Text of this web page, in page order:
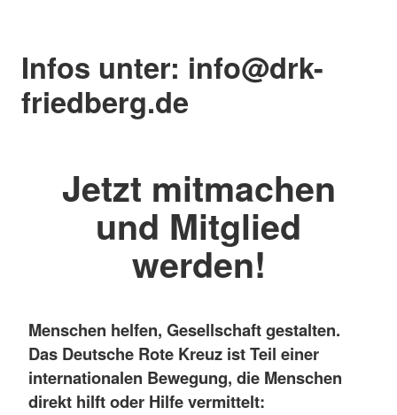
Infos unter: info@drk-
friedberg.de
Jetzt mitmachen
und Mitglied
werden!
Menschen helfen, Gesellschaft gestalten.
Das Deutsche Rote Kreuz ist Teil einer
internationalen Bewegung, die Menschen
direkt hilft oder Hilfe vermittelt: